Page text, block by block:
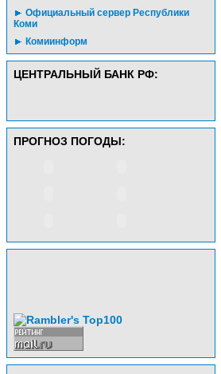
Официальный сервер Республики
Коми
Комиинформ
ЦЕНТРАЛЬНЫЙ БАНК РФ:
ПРОГНОЗ ПОГОДЫ: